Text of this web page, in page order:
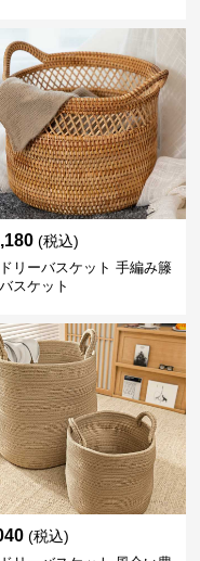
(税込)
リーバスケット 手編み籐
スケット
(税込)